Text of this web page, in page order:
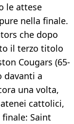
le attese
nella finale.
che dopo
il terzo titolo
Cougars (65-
davanti a
una volta,
cattolici,
Saint